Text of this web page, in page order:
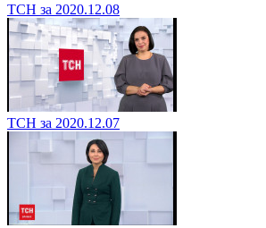
ТСН за 2020.12.08
ТСН за 2020.12.07